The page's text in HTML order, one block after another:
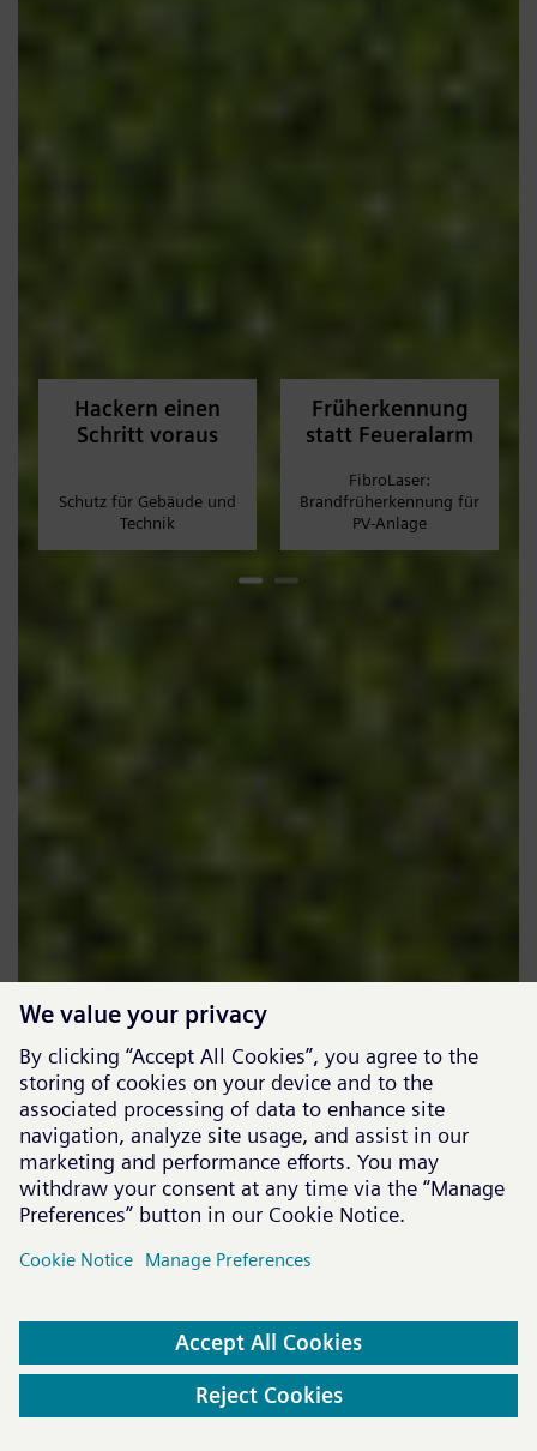
Hackern einen
Schritt voraus
Schutz für Gebäude und
Technik
Früherkennung
statt Feueralarm
FibroLaser:
Brandfrüherkennung für
PV-Anlage